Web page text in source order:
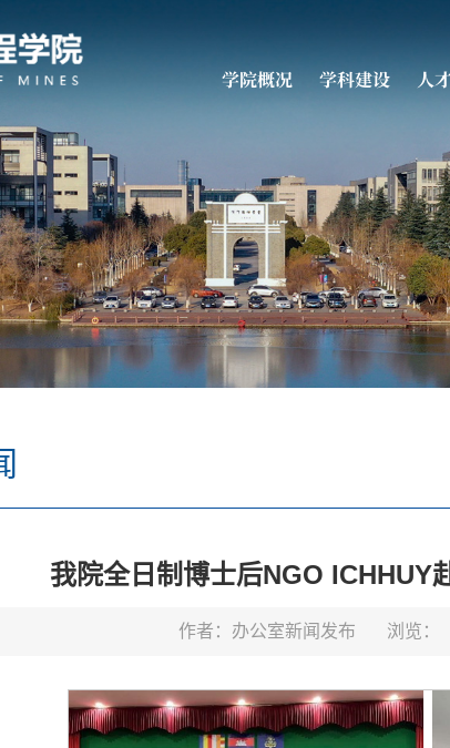
学院概况 学科建设 人
我院全日制博士后NGO ICHHUY
作者：办公室新闻发布 浏览：